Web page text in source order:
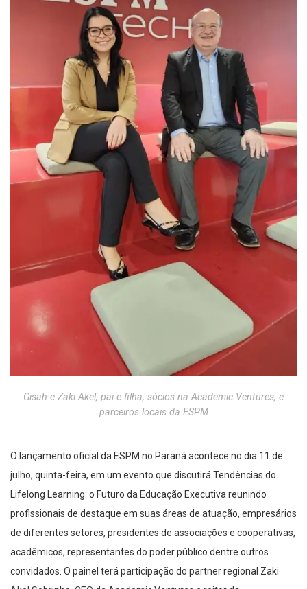
Gisah e Zaki Akel, pai e filha, sócios na Academic Ventures, e
parceiros locais da ESPM
O lançamento oficial da ESPM no Paraná acontece no dia 11 de
julho, quinta-feira, em um evento que discutirá Tendências do
Lifelong Learning: o Futuro da Educação Executiva reunindo
profissionais de destaque em suas áreas de atuação, empresários
de diferentes setores, presidentes de associações e cooperativas,
acadêmicos, representantes do poder público dentre outros
convidados. O painel terá participação do partner regional Zaki